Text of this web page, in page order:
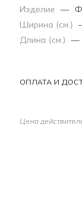
Изделие —
Ширина (см.)
Длина (см.) —
ОПЛАТА И
Цена